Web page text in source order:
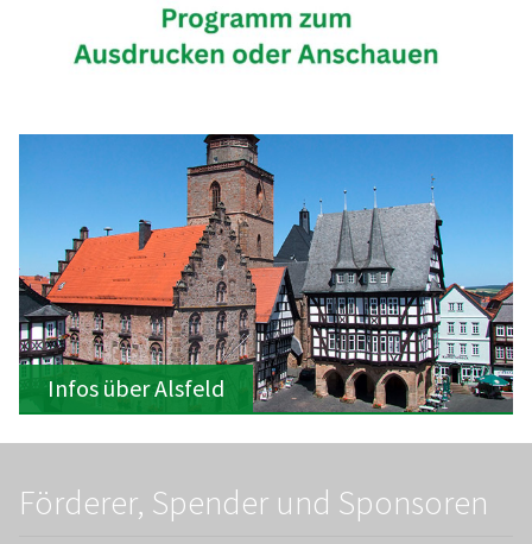
Infos über Alsfeld
Förderer, Spender und Sponsoren